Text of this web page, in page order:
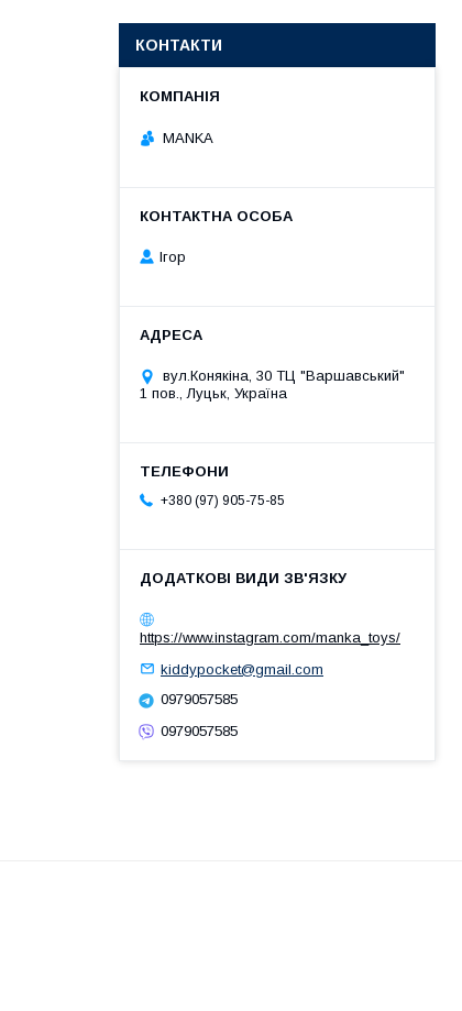
КОНТАКТИ
MANKA
Ігор
вул.Конякіна, 30 ТЦ "Варшавський"
1 пов., Луцьк, Україна
+380 (97) 905-75-85
https://www.instagram.com/manka_toys/
kiddypocket@gmail.com
0979057585
0979057585